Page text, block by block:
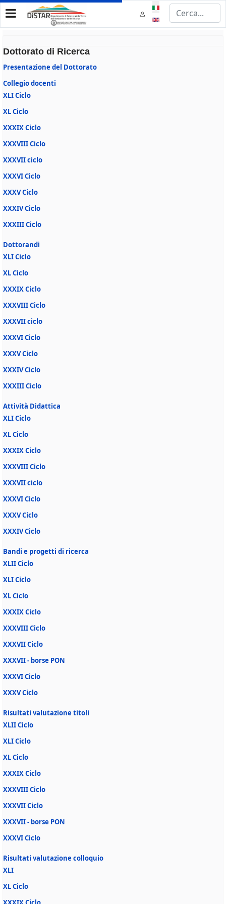
Seleziona la tua lingua
Dottorato di Ricerca
Presentazione del Dottorato
Collegio docenti
XLI Ciclo
XL Ciclo
XXXIX Ciclo
XXXVIII Ciclo
XXXVII ciclo
XXXVI Ciclo
XXXV Ciclo
XXXIV Ciclo
XXXIII Ciclo
Dottorandi
XLI Ciclo
XL Ciclo
XXXIX Ciclo
XXXVIII Ciclo
XXXVII ciclo
XXXVI Ciclo
XXXV Ciclo
XXXIV Ciclo
XXXIII Ciclo
Attività Didattica
XLI Ciclo
XL Ciclo
XXXIX Ciclo
XXXVIII Ciclo
XXXVII ciclo
XXXVI Ciclo
XXXV Ciclo
XXXIV Ciclo
Bandi e progetti di ricerca
XLII Ciclo
XLI Ciclo
XL Ciclo
XXXIX Ciclo
XXXVIII Ciclo
XXXVII Ciclo
XXXVII - borse PON
XXXVI Ciclo
XXXV Ciclo
Risultati valutazione titoli
XLII Ciclo
XLI Ciclo
XL Ciclo
XXXIX Ciclo
XXXVIII Ciclo
XXXVII Ciclo
XXXVII - borse PON
XXXVI Ciclo
Risultati valutazione colloquio
XLI
XL Ciclo